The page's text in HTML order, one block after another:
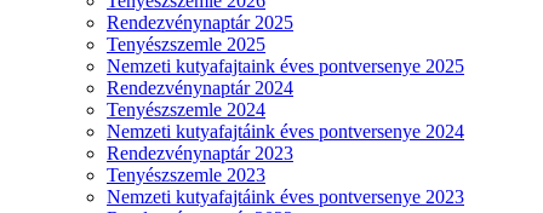
Rendezvénynaptár 2025
Tenyészszemle 2025
Nemzeti kutyafajtaink éves pontversenye 2025
Rendezvénynaptár 2024
Tenyészszemle 2024
Nemzeti kutyafajtáink éves pontversenye 2024
Rendezvénynaptár 2023
Tenyészszemle 2023
Nemzeti kutyafajtáink éves pontversenye 2023